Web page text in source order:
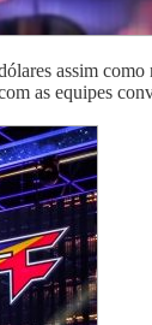
assim como
as equipes